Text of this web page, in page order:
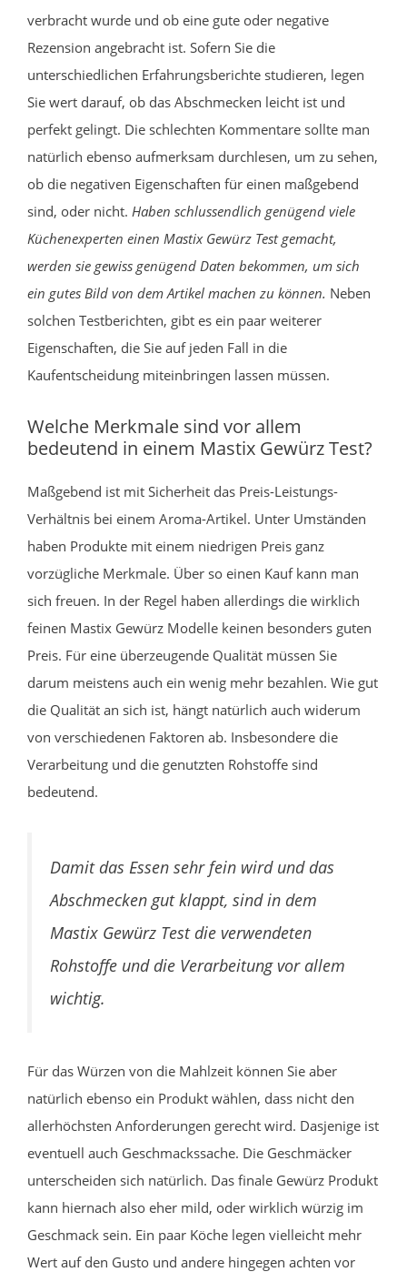
verbracht wurde und ob eine gute oder negative
Rezension angebracht ist. Sofern Sie die
unterschiedlichen Erfahrungsberichte studieren, legen
Sie wert darauf, ob das Abschmecken leicht ist und
perfekt gelingt. Die schlechten Kommentare sollte man
natürlich ebenso aufmerksam durchlesen, um zu sehen,
ob die negativen Eigenschaften für einen maßgebend
sind, oder nicht. Haben schlussendlich genügend viele
Küchenexperten einen Mastix Gewürz Test gemacht,
werden sie gewiss genügend Daten bekommen, um sich
ein gutes Bild von dem Artikel machen zu können. Neben
solchen Testberichten, gibt es ein paar weiterer
Eigenschaften, die Sie auf jeden Fall in die
Kaufentscheidung miteinbringen lassen müssen.
Welche Merkmale sind vor allem
bedeutend in einem Mastix Gewürz Test?
Maßgebend ist mit Sicherheit das Preis-Leistungs-
Verhältnis bei einem Aroma-Artikel. Unter Umständen
haben Produkte mit einem niedrigen Preis ganz
vorzügliche Merkmale. Über so einen Kauf kann man
sich freuen. In der Regel haben allerdings die wirklich
feinen Mastix Gewürz Modelle keinen besonders guten
Preis. Für eine überzeugende Qualität müssen Sie
darum meistens auch ein wenig mehr bezahlen. Wie gut
die Qualität an sich ist, hängt natürlich auch widerum
von verschiedenen Faktoren ab. Insbesondere die
Verarbeitung und die genutzten Rohstoffe sind
bedeutend.
Damit das Essen sehr fein wird und das
Abschmecken gut klappt, sind in dem
Mastix Gewürz Test die verwendeten
Rohstoffe und die Verarbeitung vor allem
wichtig.
Für das Würzen von die Mahlzeit können Sie aber
natürlich ebenso ein Produkt wählen, dass nicht den
allerhöchsten Anforderungen gerecht wird. Dasjenige ist
eventuell auch Geschmackssache. Die Geschmäcker
unterscheiden sich natürlich. Das finale Gewürz Produkt
kann hiernach also eher mild, oder wirklich würzig im
Geschmack sein. Ein paar Köche legen vielleicht mehr
Wert auf den Gusto und andere hingegen achten vor